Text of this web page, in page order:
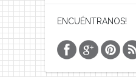
ENCUÉNTRANOS!